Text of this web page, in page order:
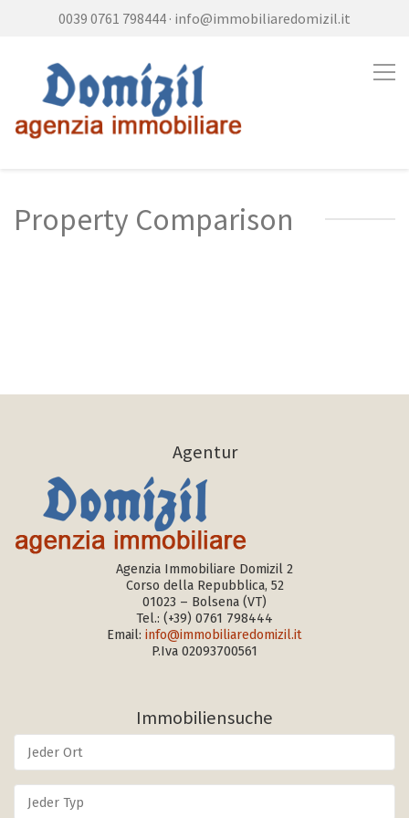
0039 0761 798444 · info@immobiliaredomizil.it
Property Comparison
Agentur
Agenzia Immobiliare Domizil 2
Corso della Repubblica, 52
01023 – Bolsena (VT)
Tel.: (+39) 0761 798444
Email: info@immobiliaredomizil.it
P.Iva 02093700561
Immobiliensuche